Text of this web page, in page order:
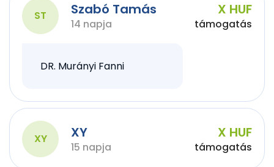
ST Szabó Tamás
14 napja
X HUF
támogatás
DR. Murányi Fanni
XY XY
15 napja
X HUF
támogatás